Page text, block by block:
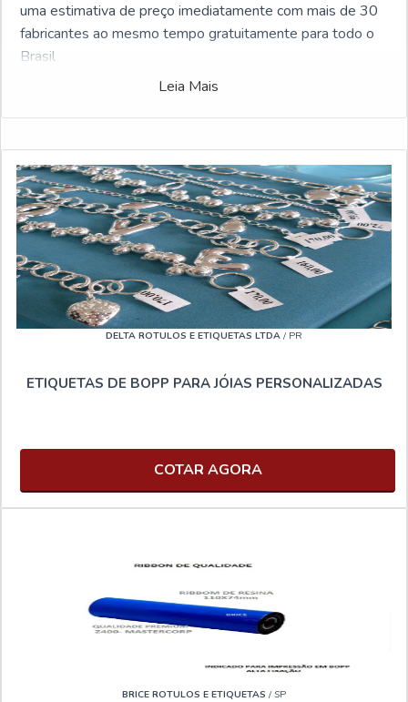
uma estimativa de preço imediatamente com mais de 30
fabricantes ao mesmo tempo gratuitamente para todo o
Brasil
Leia Mais
DELTA ROTULOS E ETIQUETAS LTDA / PR
ETIQUETAS DE BOPP PARA JÓIAS PERSONALIZADAS
COTAR AGORA
BRICE ROTULOS E ETIQUETAS / SP